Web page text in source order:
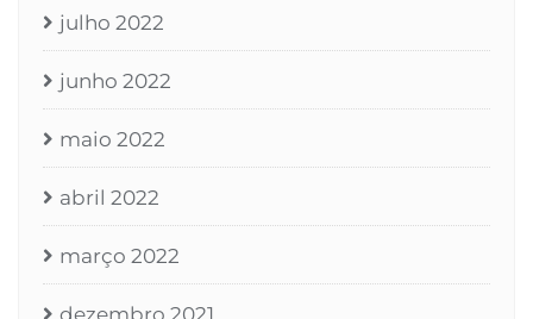
julho 2022
junho 2022
maio 2022
abril 2022
março 2022